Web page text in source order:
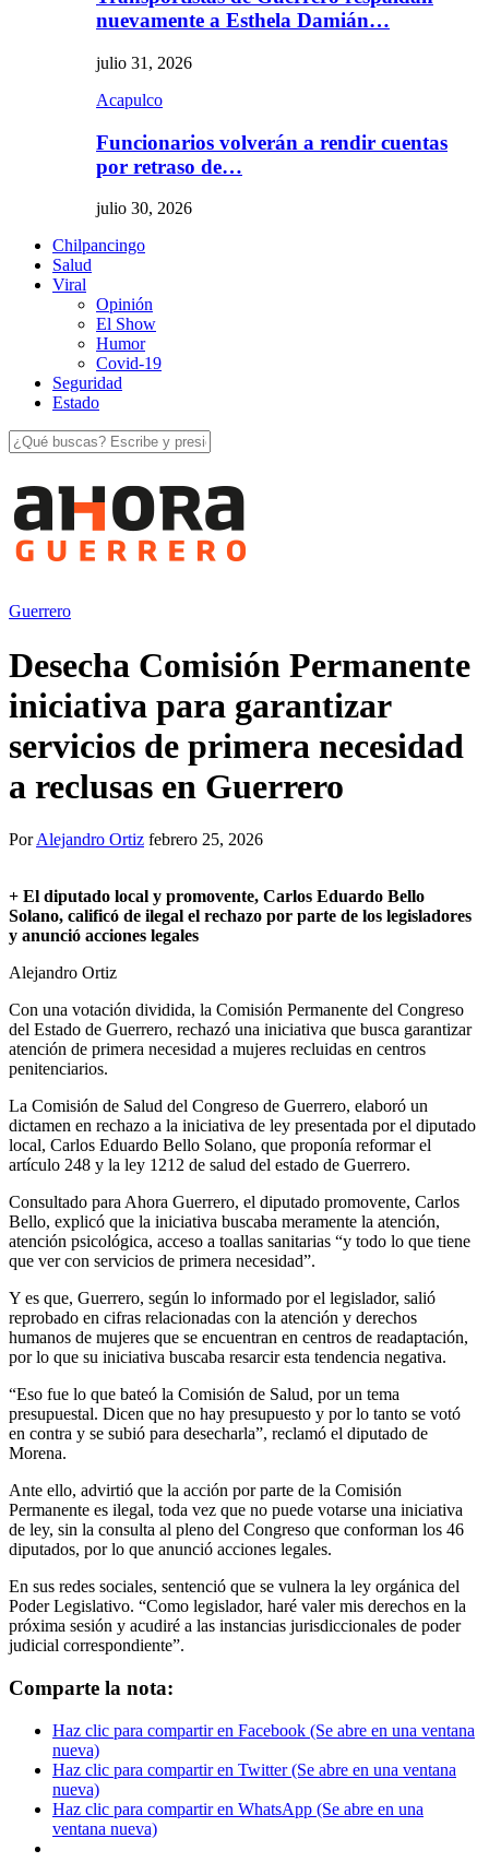
nuevamente a Esthela Damián…
julio 31, 2026
Acapulco
Funcionarios volverán a rendir cuentas
por retraso de…
julio 30, 2026
Chilpancingo
Salud
Viral
Opinión
El Show
Humor
Covid-19
Seguridad
Estado
Guerrero
Desecha Comisión Permanente
iniciativa para garantizar
servicios de primera necesidad
a reclusas en Guerrero
PorAlejandro Ortiz febrero 25, 2026
+ El diputado local y promovente, Carlos Eduardo Bello
Solano, calificó de ilegal el rechazo por parte de los legisladores
y anunció acciones legales
Alejandro Ortiz
Con una votación dividida, la Comisión Permanente del Congreso
del Estado de Guerrero, rechazó una iniciativa que busca garantizar
atención de primera necesidad a mujeres recluidas en centros
penitenciarios.
La Comisión de Salud del Congreso de Guerrero, elaboró un
dictamen en rechazo a la iniciativa de ley presentada por el diputado
local, Carlos Eduardo Bello Solano, que proponía reformar el
artículo 248 y la ley 1212 de salud del estado de Guerrero.
Consultado para Ahora Guerrero, el diputado promovente, Carlos
Bello, explicó que la iniciativa buscaba meramente la atención,
atención psicológica, acceso a toallas sanitarias “y todo lo que tiene
que ver con servicios de primera necesidad”.
Y es que, Guerrero, según lo informado por el legislador, salió
reprobado en cifras relacionadas con la atención y derechos
humanos de mujeres que se encuentran en centros de readaptación,
por lo que su iniciativa buscaba resarcir esta tendencia negativa.
“Eso fue lo que bateó la Comisión de Salud, por un tema
presupuestal. Dicen que no hay presupuesto y por lo tanto se votó
en contra y se subió para desecharla”, reclamó el diputado de
Morena.
Ante ello, advirtió que la acción por parte de la Comisión
Permanente es ilegal, toda vez que no puede votarse una iniciativa
de ley, sin la consulta al pleno del Congreso que conforman los 46
diputados, por lo que anunció acciones legales.
En sus redes sociales, sentenció que se vulnera la ley orgánica del
Poder Legislativo. “Como legislador, haré valer mis derechos en la
próxima sesión y acudiré a las instancias jurisdiccionales de poder
judicial correspondiente”.
Comparte la nota:
Haz clic para compartir en Facebook (Se abre en una ventana
nueva)
Haz clic para compartir en Twitter (Se abre en una ventana
nueva)
Haz clic para compartir en WhatsApp (Se abre en una
ventana nueva)